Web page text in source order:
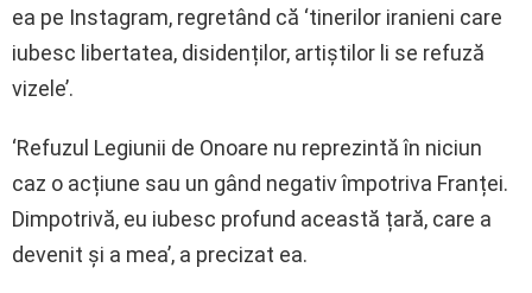
ea pe Instagram, regretând că ‘tinerilor iranieni care
iubesc libertatea, disidenților, artiștilor li se refuză
vizele’.
‘Refuzul Legiunii de Onoare nu reprezintă în niciun
caz o acțiune sau un gând negativ împotriva Franței.
Dimpotrivă, eu iubesc profund această țară, care a
devenit și a mea’, a precizat ea.